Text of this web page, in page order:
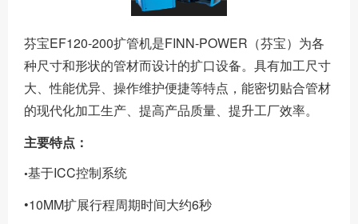
芬宝EF120-200扩管机是FINN-POWER（芬宝）为各
种尺寸和形状的管材而设计的扩口设备。具有加工尺寸
大、性能优异、操作维护便捷等特点，能密切贴合管材
的现代化加工生产、提高产品质量、提升工厂效率。
主要特点：
•基于ICC控制系统
•10MM扩展行程周期时间大约6秒